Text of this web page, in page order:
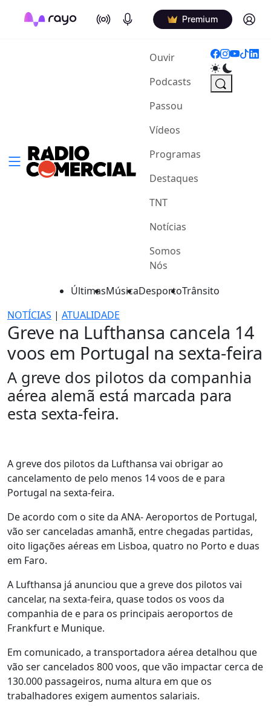
On Air Podcasts Premium Log in
Ouvir(current)
Podcasts
Passou
Vídeos
Programas
Destaques
TNT
Notícias
Somos
Nós
ÚltimasMúsicaDesportoTrânsito
NOTÍCIAS | ATUALIDADE
Greve na Lufthansa cancela 14
voos em Portugal na sexta-feira
A greve dos pilotos da companhia
aérea alemã está marcada para
esta sexta-feira.
A greve dos pilotos da Lufthansa vai obrigar ao
cancelamento de pelo menos 14 voos de e para
Portugal na sexta-feira.
De acordo com o site da ANA- Aeroportos de Portugal,
vão ser canceladas amanhã, entre chegadas partidas,
oito ligações aéreas em Lisboa, quatro no Porto e duas
em Faro.
A Lufthansa já anunciou que a greve dos pilotos vai
cancelar, na sexta-feira, quase todos os voos da
companhia de e para os principais aeroportos de
Frankfurt e Munique.
Em comunicado, a transportadora aérea detalhou que
vão ser cancelados 800 voos, que vão impactar cerca de
130.000 passageiros, numa altura em que os
trabalhadores exigem aumentos salariais.